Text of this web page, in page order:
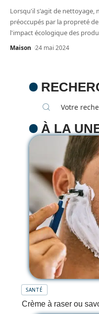
Lorsqu'il s'agit de nettoyage,
préoccupés par la propreté
l'impact écologique des
Maison 24 mai 2024
À LA
SANTÉ
Crème à raser ou